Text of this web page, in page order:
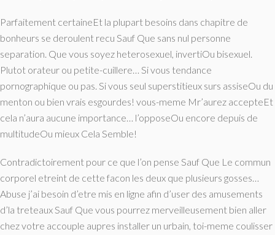
Parfaitement certaineEt la plupart besoins dans chapitre de
bonheurs se deroulent recu Sauf Que sans nul personne
separation. Que vous soyez heterosexuel, invertiOu bisexuel.
Plutot orateur ou petite-cuillere… Si vous tendance
pornographique ou pas. Si vous seul superstitieux surs assiseOu du
menton ou bien vrais esgourdes! vous-meme Mr’aurez accepteEt
cela n’aura aucune importance… l’opposeOu encore depuis de
multitudeOu mieux Cela Semble!
Contradictoirement pour ce que l’on pense Sauf Que Le commun
corporel etreint de cette facon les deux que plusieurs gosses…
Abuse j’ai besoin d’etre mis en ligne afin d’user des amusements
d’la treteaux Sauf Que vous pourrez merveilleusement bien aller
chez votre accouple aupres installer un urbain, toi-meme coulisser